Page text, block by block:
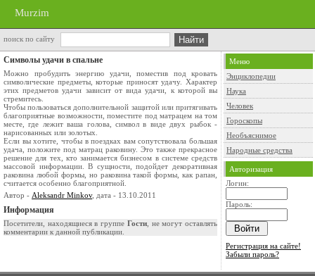
Murzim
поиск по сайту
Символы удачи в спальне
Можно пробудить энергию удачи, поместив под кровать
символические предметы, которые приносят удачу. Характер
этих предметов удачи зависит от вида удачи, к которой вы
стремитесь.
Чтобы пользоваться дополнительной защитой или притягивать
благоприятные возможности, поместите под матрацем на том
месте, где лежит ваша голова, символ в виде двух рыбок -
нарисованных или золотых.
Если вы хотите, чтобы в поездках вам сопутствовала большая
удача, положите под матрац раковину. Это также прекрасное
решение для тех, кто занимается бизнесом в системе средств
массовой информации. В сущности, подойдет декоративная
раковина любой формы, но раковина такой формы, как рапан,
считается особенно благоприятной.
Автор - Aleksandr Minkov, дата - 13.10.2011
Информация
Посетители, находящиеся в группе Гости, не могут оставлять
комментарии к данной публикации.
Меню
Энциклопедии
Наука
Человек
Гороскопы
Необъяснимое
Народные средства
Авторизация
Логин:
Пароль:
Регистрация на сайте!
Забыли пароль?